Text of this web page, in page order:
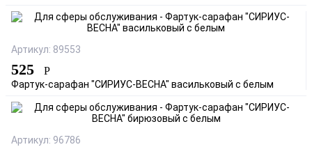
Артикул: 89553
525 Р
Фартук-сарафан "СИРИУС-ВЕСНА" васильковый с белым
Артикул: 96786